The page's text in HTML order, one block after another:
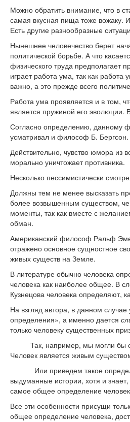
Можно обратить внимание, что в
самая вкусная пища тоже вожаку.
Есть другие разнообразные
Нынешнее человечество берет
политической борьбе. А что
физического труда предполагает
играет работа ума, так как
важно, а это прежде всего
Работа ума проявляется и в том,
является пружиной его эволюции.
Согласно определению, данному
усматривал и философ Б. Бергсон.
Действительно, чувство юмора
морально уничтожает противника.
Несколько пессимистически
Должны тем не менее высказать
более возвышенным существом,
моменты, так как вместе с
обман.
Американский философ Ральф
отражено основное сущностное
живых существ на Земле.
В литературе обычно человека
человека как наиболее общее. В
Кузнецова человека определяют,
На взгляд автора, в данном
определения», а именно дается
только человеку существенных
Так, например, мы могли бы
Человек является живым
Или приведем такое
выдуманные истории, хотя и
самое общее определение
Все эти особенности присущи
общее определение человека,